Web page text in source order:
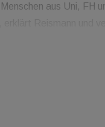
Menschen aus Uni, FH
Gauzin-Müller,
und Städtebau